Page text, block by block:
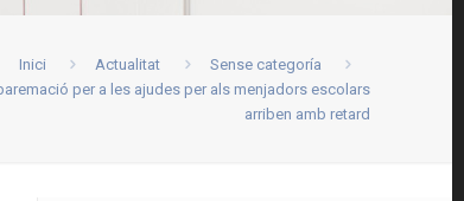
Inici Actualitat
Sense categoría
per a les ajudes per als menjadors escolars
arriben amb retard